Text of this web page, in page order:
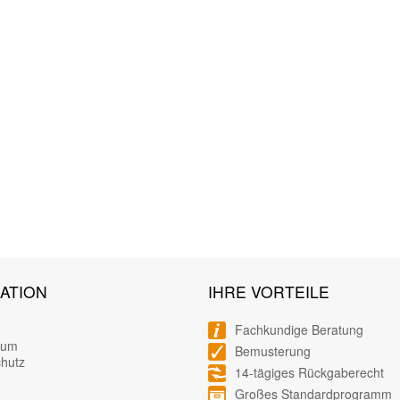
IHRE VORTEILE
Fachkundige Beratung
Bemusterung
14-tägiges Rückgaberecht
Großes Standardprogramm